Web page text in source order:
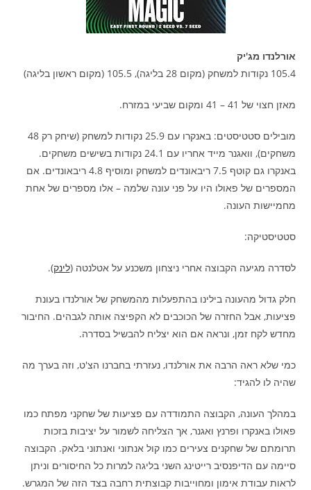
אורלנדו מג'יק
105.4 נקודות למשחק (מקום 28 בליגה), 105.5 (מקום ראשון בליגה)
מאזן חצוי של 41 – 41 ומקום שביעי במזרח.
מובילים סטטיסטים: באנקרו עם 25.9 נקודות למשחק (שיחק רק 48
משחקים), וואגנר מייד אחריו עם 24.1 נקודות בשישים משחקים.
באנקרו גם קוטף 7.5 ריבאונדים למשחק ומוסיף 4.8 ריבאונדים. אם
המספרים של פאולו היו על פני עונה שלמה – אלו מספרים של אחת
מחמיישות העונה.
סטטיסטיקה:
לסדרה מגיעה הקבוצה אחרי ניצחון משכנע על אטלנטה (לינק).
חלק גדול מהעונה בילינו בהתפעלות מהמשחק של אורלנדו בעונת
פציעות, אבל החזרה של הכוכבים לא הקפיצה אותה לגבהים. החיבור
מחדש לקח זמן, ונראה אם הוא יצליח להבשיל בסדרה.
כמי שלא ראה הרבה את אורלנדו, נעזרתי בחברנו הצ'ט, וזה בערך מה
שהיה לו להגיד:
במהלך העונה, הקבוצה התמודדה עם פציעות של שחקני מפתח כמו
פאולו באנקרו ופרנץ ואגנר, אך הצליחה לשמור על יציבות בזכות
תרומתם של שחקנים צעירים כמו קול אנתוני ואנתוני בלאק. הקבוצה
סיימה עם הדיפנסיב רייטינג השני בליגה למרות כל החיסורים וניתן
לראות עבודת אימון ומחוייבות קבוצתית רחבה בצד הזה של המגרש.